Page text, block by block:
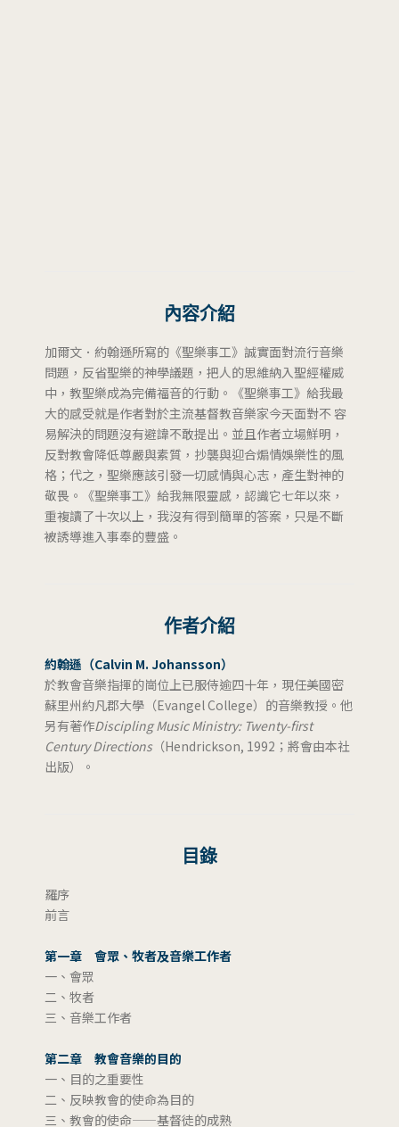
內容介紹
加爾文．約翰遜所寫的《聖樂事工》誠實面對流行音樂
問題，反省聖樂的神學議題，把人的思維納入聖經權威
中，教聖樂成為完備福音的行動。《聖樂事工》給我最
大的感受就是作者對於主流基督教音樂家今天面對不 容
易解決的問題沒有避諱不敢提出。並且作者立場鮮明，
反對教會降低尊嚴與素質，抄襲與迎合煽情娛樂性的風
格；代之，聖樂應該引發一切感情與心志，產生對神的
敬畏。《聖樂事工》給我無限靈感，認識它七年以來，
重複讀了十次以上，我沒有得到簡單的答案，只是不斷
被誘導進入事奉的豐盛。
作者介紹
約翰遜（Calvin M. Johansson）
於教會音樂指揮的崗位上已服侍逾四十年，現任美國密
蘇里州約凡郡大學（Evangel College）的音樂教授。他
另有著作Discipling Music Ministry: Twenty-first
Century Directions（Hendrickson, 1992；將會由本社
出版）。
目錄
羅序
前言
第一章 會眾、牧者及音樂工作者
一、會眾
二、牧者
三、音樂工作者
第二章 教會音樂的目的
一、目的之重要性
二、反映教會的使命為目的
三、教會的使命——基督徒的成熟